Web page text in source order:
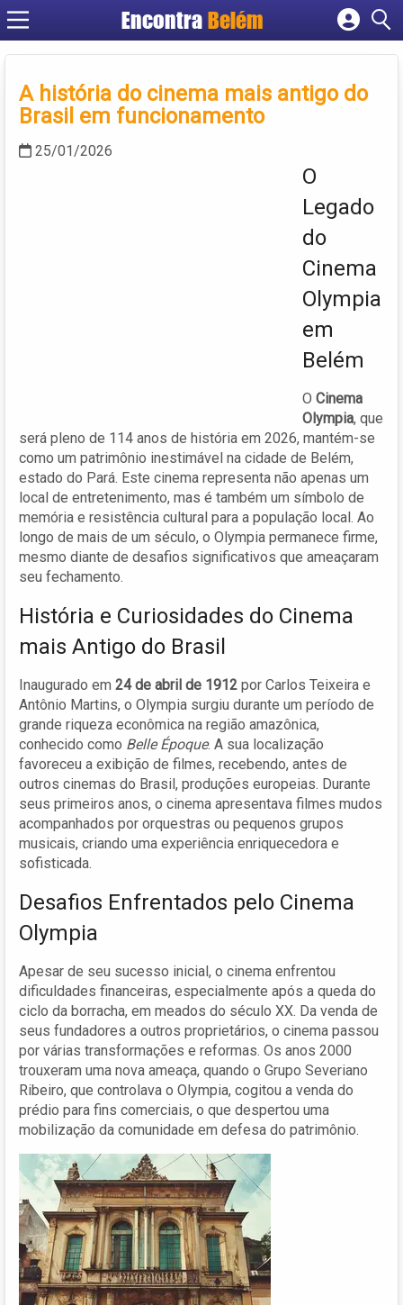
EncontraBelém
Cadastrar empresa
Criar conta
A história do cinema mais antigo do
Brasil em funcionamento
25/01/2026
O
Legado
do
Cinema
Olympia
em
Belém
O Cinema
Olympia, que
será pleno de 114 anos de história em 2026, mantém-se
como um patrimônio inestimável na cidade de Belém,
estado do Pará. Este cinema representa não apenas um
local de entretenimento, mas é também um símbolo de
memória e resistência cultural para a população local. Ao
longo de mais de um século, o Olympia permanece firme,
mesmo diante de desafios significativos que ameaçaram
seu fechamento.
História e Curiosidades do Cinema
mais Antigo do Brasil
Inaugurado em 24 de abril de 1912 por Carlos Teixeira e
Antônio Martins, o Olympia surgiu durante um período de
grande riqueza econômica na região amazônica,
conhecido como Belle Époque. A sua localização
favoreceu a exibição de filmes, recebendo, antes de
outros cinemas do Brasil, produções europeias. Durante
seus primeiros anos, o cinema apresentava filmes mudos
acompanhados por orquestras ou pequenos grupos
musicais, criando uma experiência enriquecedora e
sofisticada.
Desafios Enfrentados pelo Cinema
Olympia
Apesar de seu sucesso inicial, o cinema enfrentou
dificuldades financeiras, especialmente após a queda do
ciclo da borracha, em meados do século XX. Da venda de
seus fundadores a outros proprietários, o cinema passou
por várias transformações e reformas. Os anos 2000
trouxeram uma nova ameaça, quando o Grupo Severiano
Ribeiro, que controlava o Olympia, cogitou a venda do
prédio para fins comerciais, o que despertou uma
mobilização da comunidade em defesa do patrimônio.